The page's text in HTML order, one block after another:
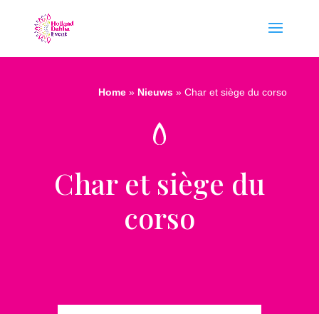
Home » Nieuws »Char et siège du corso
Char et siège du
corso